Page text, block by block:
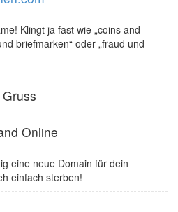
Klingt ja fast wie „coins and
briefmarken“ oder „fraud und
Online
eine neue Domain für dein
einfach sterben!